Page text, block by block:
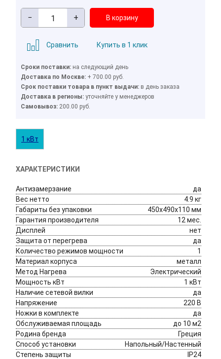
− +
Сравнить Купить в 1 клик
Сроки поставки: на следующий день
Доставка по Москве: + 700.00 руб.
Cрок поставки товара в пункт выдачи: в день заказа
Доставка в регионы: уточняйте у менеджеров
Cамовывоз: 200.00 руб.
1 кВт
ХАРАКТЕРИСТИКИ
Антизамерзание
да
Вес нетто
4.9 кг
Габариты без упаковки
450х490х110 мм
Гарантия производителя
12 мес.
Дисплей
нет
Защита от перегрева
да
Количество режимов мощности
1
Материал корпуса
металл
Метод Нагрева
Электрический
Мощность кВт
1 кВт
Наличие сетевой вилки
да
Напряжение
220 В
Ножки в комплекте
да
Обслуживаемая площадь
до 10 м2
Родина бренда
Греция
Способ установки
Напольный/Настенный
Степень защиты
IP24